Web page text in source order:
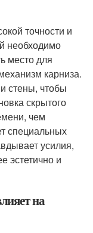
точности и
необходимо
место для
карниза.
стены, чтобы
скрытого
чем
специальных
усилия,
эстетично и
на